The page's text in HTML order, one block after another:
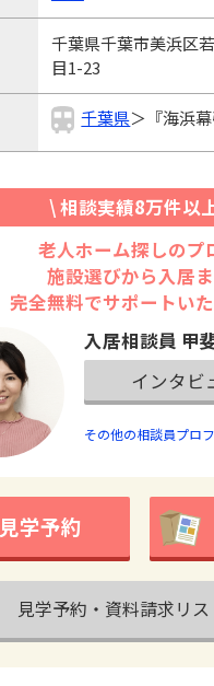
千葉県千葉市美浜区
目1-23
千葉県＞『海浜
\ 相談実績8万件以
老人ホーム探しのプ
施設選びから入居
完全無料でサポートい
入居相談員 甲
インタビ
その他の相談員プロ
見学予約
見学予約・資料請求リ